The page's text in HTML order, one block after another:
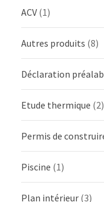
ACV (1)
Autres produits (8)
Déclaration
Etude thermique (2)
Permis de
Piscine (1)
Plan intérieur (3)